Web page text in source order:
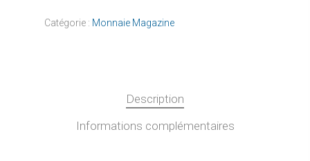
Catégorie : Monnaie Magazine
Description
Informations complémentaires